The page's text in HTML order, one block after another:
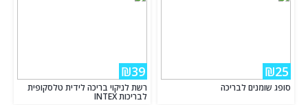
₪25
סופג שומנים לבריכה
₪39
רשת לניקוי בריכה לידית טלסקופית
לבריכות INTEX